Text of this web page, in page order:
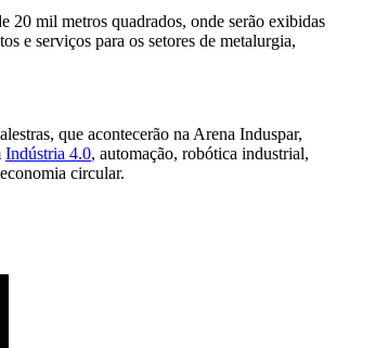
20 mil metros quadrados, onde serão exibidas
e serviços para os setores de metalurgia,
que acontecerão na Arena Induspar,
Indústria 4.0, automação, robótica industrial,
circular.